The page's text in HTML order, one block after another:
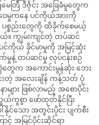
တြီ ဒီဇိုင်း အခြေခံမူတွေက
ေမှုကနေ ပင်ကိုယ်အားကို
ပစ္စည်းတွေကို ထိခိုက်စေမယ့်
။ ကျွမ်းကျင်တဲ့ တပ်ဆင်
င်ကိုယ် ခိုင်မာမှုကို အမြင့်ဆုံး
မှုနဲ့ တပ်ဆင်မှု လုပ်ငန်းစဉ်
ေက အကောင်းမွန်ဆုံး ဘေး
းတဲ့ အလေးချိန် ကန့်သတ် ပုံ
များ ဖြစ်လာမည့် အစောပိုင်း
ယ်ကူစွာ ဖော်ထုတ်နိုင်ပြီး
ါ်နိုင်သော အတွင်းပိုင်း ပျက်စီး
အမြင်ပိုင်းဆိုင်ရာ